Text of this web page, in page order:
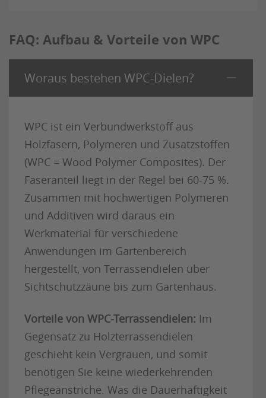
FAQ: Aufbau & Vorteile von WPC
Woraus bestehen WPC-Dielen?
WPC ist ein Verbundwerkstoff aus
Holzfasern, Polymeren und Zusatzstoffen
(WPC = Wood Polymer Composites). Der
Faseranteil liegt in der Regel bei 60-75 %.
Zusammen mit hochwertigen Polymeren
und Additiven wird daraus ein
Werkmaterial für verschiedene
Anwendungen im Gartenbereich
hergestellt, von Terrassendielen über
Sichtschutzzäune bis zum Gartenhaus.
Vorteile von WPC-Terrassendielen: Im
Gegensatz zu Holzterrassendielen
geschieht kein Vergrauen, und somit
benötigen Sie keine wiederkehrenden
Pflegeanstriche. Was die Dauerhaftigkeit